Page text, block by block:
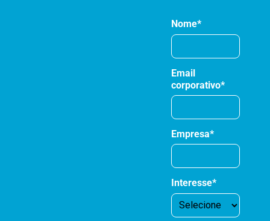
Nome*
Email
corporativo*
Empresa*
Interesse*